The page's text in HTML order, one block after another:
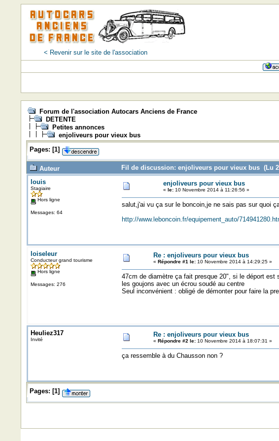
< Revenir sur le site de l'association
Forum de l'association Autocars Anciens de France
DETENTE
Petites annonces
enjoliveurs pour vieux bus
Pages: [1]
Auteur
Fil de discussion: enjoliveurs pour vieux bus (Lu
louis
Stagiaire
Hors ligne
Messages: 64
enjoliveurs pour vieux bus
« le:10 Novembre 2014 à 11:26:56 »
salut,j'ai vu ça sur le boncoin,je ne sais pas sur quoi
http://www.leboncoin.fr/equipement_auto/
loiseleur
Conducteur grand tourisme
Hors ligne
Messages: 276
Re : enjoliveurs pour vieux bus
« Répondre #1 le:10 Novembre 2014 à 14:29:25 »
47cm de diamètre ça fait presque 20", si le déport est
les goujons avec un écrou soudé au centre
Seul inconvénient : obligé de démonter pour faire la
Heuliez317
Invité
Re : enjoliveurs pour vieux bus
« Répondre #2 le:10 Novembre 2014 à 18:07:31 »
ça ressemble à du Chausson non ?
Pages: [1]